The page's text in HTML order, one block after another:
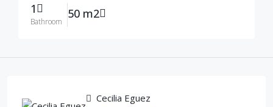
1
Bathroom
50 m2
Cecilia Eguez